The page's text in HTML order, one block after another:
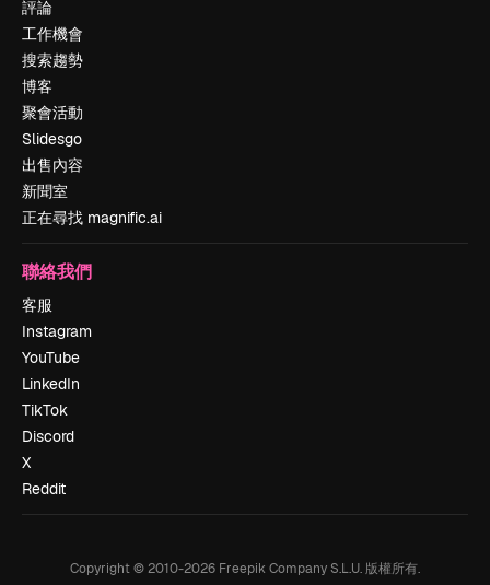
評論
工作機會
搜索趨勢
博客
聚會活動
Slidesgo
出售內容
新聞室
正在尋找 magnific.ai
聯絡我們
客服
Instagram
YouTube
LinkedIn
TikTok
Discord
X
Reddit
Copyright © 2010-2026 Freepik Company S.L.U. 版權所有.